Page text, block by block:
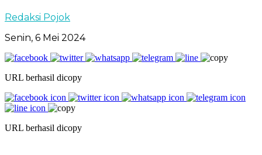
Redaksi Pojok
Senin, 6 Mei 2024
URL berhasil dicopy
URL berhasil dicopy